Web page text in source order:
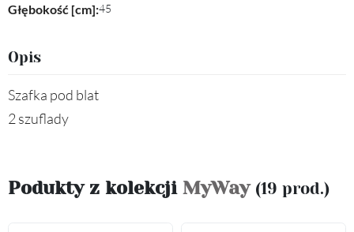
Głębokość [cm]:45
Opis
Szafka pod blat
2 szuflady
Podukty z kolekcji MyWay (19 prod.)